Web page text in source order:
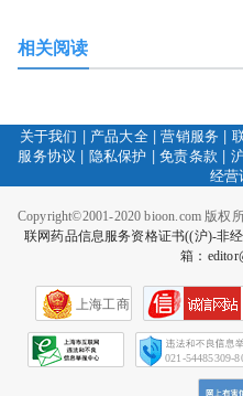
相关阅读
关于我们 | 产品大全|营销服务 |
服务协议 | 隐私保护 |免责条款 |
经营
Copyright©2001-2020 bioon.com 版权
联网药品信息服务资格证书((沪)-非
箱：
上海工商
021-54485309-